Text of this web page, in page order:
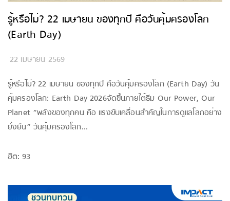
รู้หรือไม่? 22 เมษายน ของทุกปี คือวันคุ้มครองโลก
(Earth Day)
22 เมษายน 2569
รู้หรือไม่? 22 เมษายน ของทุกปี คือวันคุ้มครองโลก (Earth Day) วัน
คุ้มครองโลก: Earth Day 2026จัดขึ้นภายใต้ธีม Our Power, Our
Planet “พลังของทุกคน คือ แรงขับเคลื่อนสำคัญในการดูแลโลกอย่าง
ยั่งยืน” วันคุ้มครองโลก...
ฮิต: 93